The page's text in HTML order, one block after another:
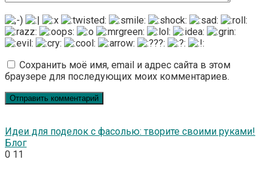
Сохранить моё имя, email и адрес сайта в этом
браузере для последующих моих комментариев.
Идеи для поделок с фасолью: творите своими руками!
Блог
0 11